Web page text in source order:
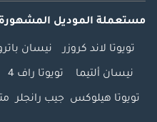
مستعملة الموديل المشهورة
تويوتا لاند كروزر نيسان
نيسان ألتيما تويوتا راف 4
تويوتا هيلوكس جيب رانجلر